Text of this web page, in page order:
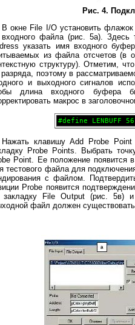
Рис. 4.
В окне File I/O установить
файла (рис. 5а). Здесь
указать имя входного
из файла отсчетов (в
структуру). Отметим,
поэтому в
и выходного сигналов
длина входного буфера
макрос в
Нажать клавишу Add Probe
Probe Points. Выбрать
Point. Ее положение появится
тестового файла для
с файлом.
Probe появится
закладку File Output (рис. 5в) и
файл должен